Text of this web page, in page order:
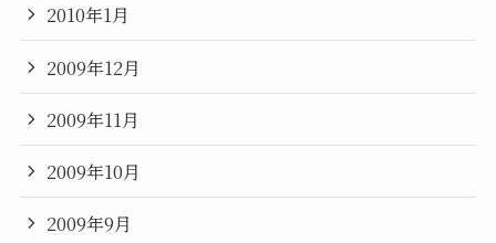
2010年1月
2009年12月
2009年11月
2009年10月
2009年9月